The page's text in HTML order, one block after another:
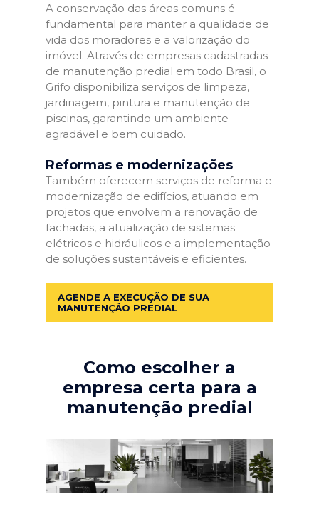
A conservação das áreas comuns é
fundamental para manter a qualidade de
vida dos moradores e a valorização do
imóvel. Através de empresas cadastradas
de manutenção predial em todo Brasil, o
Grifo disponibiliza serviços de limpeza,
jardinagem, pintura e manutenção de
piscinas, garantindo um ambiente
agradável e bem cuidado.
Reformas e modernizações
Também oferecem serviços de reforma e
modernização de edifícios, atuando em
projetos que envolvem a renovação de
fachadas, a atualização de sistemas
elétricos e hidráulicos e a implementação
de soluções sustentáveis e eficientes.
AGENDE A EXECUÇÃO DE SUA
MANUTENÇÃO PREDIAL
Como escolher a
empresa certa para a
manutenção predial